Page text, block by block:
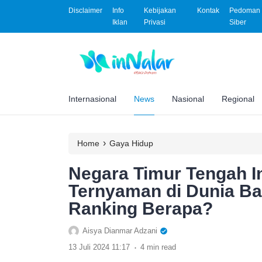
Disclaimer
Info
Iklan
Kebijakan
Privasi
Kontak
Siber
Internasional News Nasional Regional
Home › Gaya Hidup
Negara Timur Tengah
Ternyaman di Dunia
Ranking Berapa?
Aisya Dianmar Adzani
13 Juli 2024 11:17 . 4 min read